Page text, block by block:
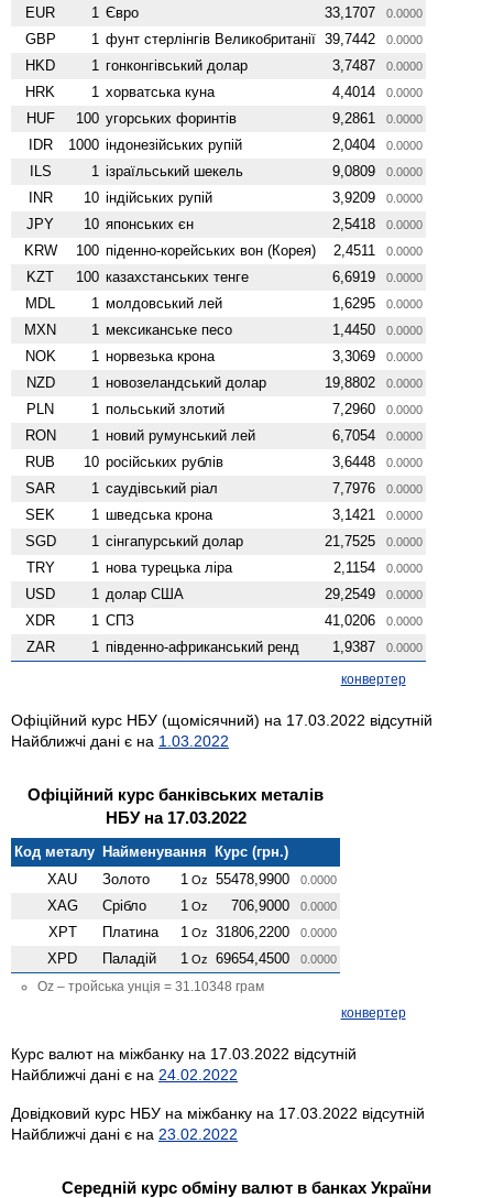
EUR 1 Євро 33,1707 0.0000
GBP 1 фунт стерлінгів Велико­британії 39,7442 0.0000
HKD 1 гонконгівський долар 3,7487 0.0000
HRK 1 хорватська куна 4,4014 0.0000
HUF 100 угорських форинтів 9,2861 0.0000
IDR 1000 індонезійських рупій 2,0404 0.0000
ILS 1 ізраїльський шекель 9,0809 0.0000
INR 10 індійських рупій 3,9209 0.0000
JPY 10 японських єн 2,5418 0.0000
KRW 100 піденно-корейських вон (Корея) 2,4511 0.0000
KZT 100 казахстанських тенге 6,6919 0.0000
MDL 1 молдовський лей 1,6295 0.0000
MXN 1 мексиканське песо 1,4450 0.0000
NOK 1 норвезька крона 3,3069 0.0000
NZD 1 ново­зеландський долар 19,8802 0.0000
PLN 1 польський злотий 7,2960 0.0000
RON 1 новий румунський лей 6,7054 0.0000
RUB 10 російських рублів 3,6448 0.0000
SAR 1 саудівський ріал 7,7976 0.0000
SEK 1 шведська крона 3,1421 0.0000
SGD 1 сінгапурський долар 21,7525 0.0000
TRY 1 нова турецька ліра 2,1154 0.0000
USD 1 долар США 29,2549 0.0000
XDR 1 СПЗ 41,0206 0.0000
ZAR 1 південно-африканський ренд 1,9387 0.0000
конвертер
Офіційний курс НБУ (щомісячний) на 17.03.2022 відсутній
Найближчі дані є на 1.03.2022
Офіційний курс банківських металів
НБУ на 17.03.2022
Код металу Найменування Курс (грн.)
XAU
Золото 1 Oz 55478,9900 0.0000
XAG Срібло 1 Oz 706,9000 0.0000
XPT Платина 1 Oz 31806,2200 0.0000
XPD Паладій 1 Oz 69654,4500 0.0000
Oz – тройська унція = 31.10348 грам
конвертер
Курс валют на міжбанку на 17.03.2022 відсутній
Найближчі дані є на 24.02.2022
Довідковий курс НБУ на міжбанку на 17.03.2022 відсутній
Найближчі дані є на 23.02.2022
Середній курс обміну валют в банках України